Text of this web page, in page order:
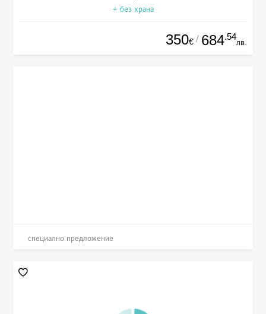
+ без храна
350€ / 684.54
лв.
специално предложение